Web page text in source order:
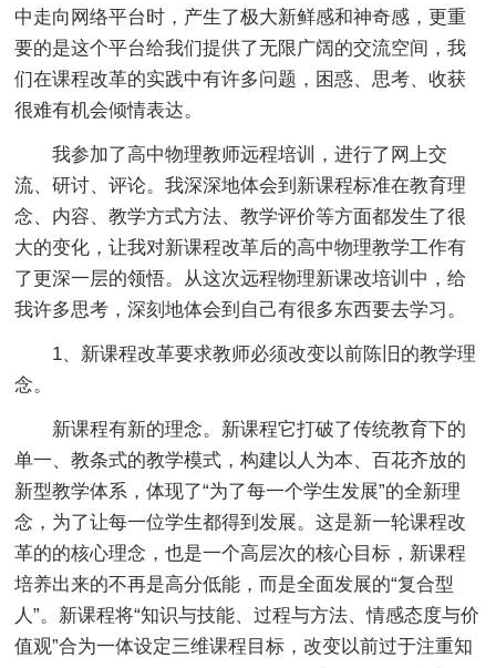
中走向网络平台时，产生了极大新鲜感和神奇感，更重
要的是这个平台给我们提供了无限广阔的交流空间，我
们在课程改革的实践中有许多问题，困惑、思考、收获
很难有机会倾情表达。
我参加了高中物理教师远程培训，进行了网上交
流、研讨、评论。我深深地体会到新课程标准在教育理
念、内容、教学方式方法、教学评价等方面都发生了很
大的变化，让我对新课程改革后的高中物理教学工作有
了更深一层的领悟。从这次远程物理新课改培训中，给
我许多思考，深刻地体会到自己有很多东西要去学习。
1、新课程改革要求教师必须改变以前陈旧的教学理
念。
新课程有新的理念。新课程它打破了传统教育下的
单一、教条式的教学模式，构建以人为本、百花齐放的
新型教学体系，体现了“为了每一个学生发展”的全新理
念，为了让每一位学生都得到发展。这是新一轮课程改
革的的核心理念，也是一个高层次的核心目标，新课程
培养出来的不再是高分低能，而是全面发展的“复合型
人”。新课程将“知识与技能、过程与方法、情感态度与价
值观”合为一体设定三维课程目标，改变以前过于注重知